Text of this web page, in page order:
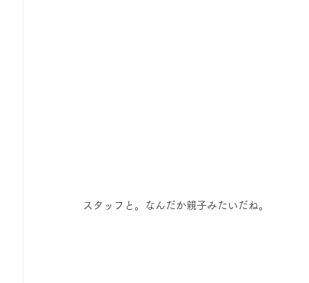
スタッフと。なんだか親子みたいだね。